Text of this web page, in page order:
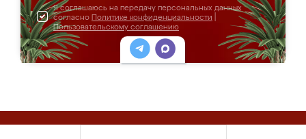
Я соглашаюсь на передачу персональных данных
согласно Политике конфиденциальности
Пользовательскому соглашению